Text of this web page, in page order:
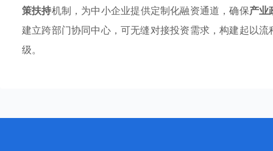
策扶持机制，为中小企业提供定制化融资通道，确保产业
建立跨部门协同中心，可无缝对接投资需求，构建起以
级。